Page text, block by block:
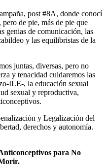
post #8A, donde conocí
de pie, más de pie que
genias de comunicación, las
y las equilibristas de la
juntas, diversas, pero no
y tenacidad cuidaremos las
ILE-, la educación sexual
sexual y reproductiva,
y Legalización del
derechos y autonomía.
para No